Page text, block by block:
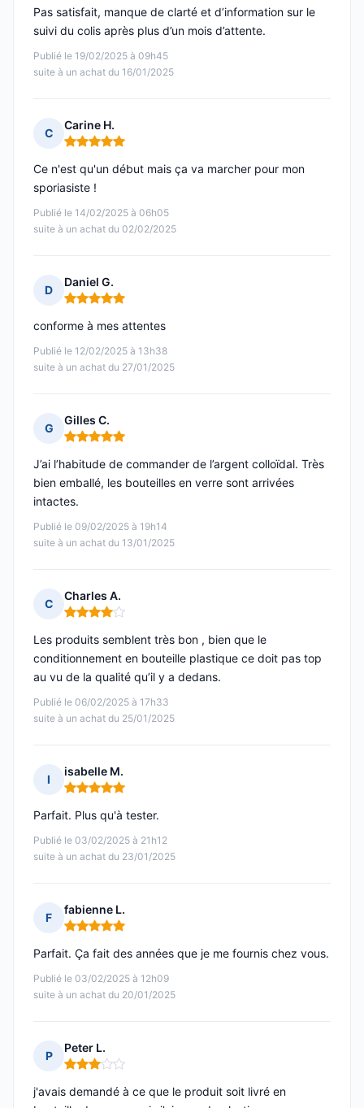
Publié le 19/02/2025 à 09h45
suite à un achat du 16/01/2025
Pas satisfait, manque de clarté et d’information sur le
suivi du colis après plus d’un mois d’attente.
C
Carine H.
Note : 5 sur 5
Publié le 14/02/2025 à 06h05
suite à un achat du 02/02/2025
Ce n'est qu'un début mais ça va marcher pour mon
sporiasiste !
D
Daniel G.
Note : 5 sur 5
Publié le 12/02/2025 à 13h38
suite à un achat du 27/01/2025
conforme à mes attentes
G
Gilles C.
Note : 5 sur 5
Publié le 09/02/2025 à 19h14
suite à un achat du 13/01/2025
J’ai l’habitude de commander de l’argent colloïdal. Très
bien emballé, les bouteilles en verre sont arrivées
intactes.
C
Charles A.
Note : 4 sur 5
Publié le 06/02/2025 à 17h33
suite à un achat du 25/01/2025
Les produits semblent très bon , bien que le
conditionnement en bouteille plastique ce doit pas top
au vu de la qualité qu’il y a dedans.
I
isabelle M.
Note : 5 sur 5
Publié le 03/02/2025 à 21h12
suite à un achat du 23/01/2025
Parfait. Plus qu'à tester.
F
fabienne L.
Note : 5 sur 5
Publié le 03/02/2025 à 12h09
suite à un achat du 20/01/2025
Parfait. Ça fait des années que je me fournis chez vous.
P
Peter L.
Note : 3 sur 5
j'avais demandé à ce que le produit soit livré en